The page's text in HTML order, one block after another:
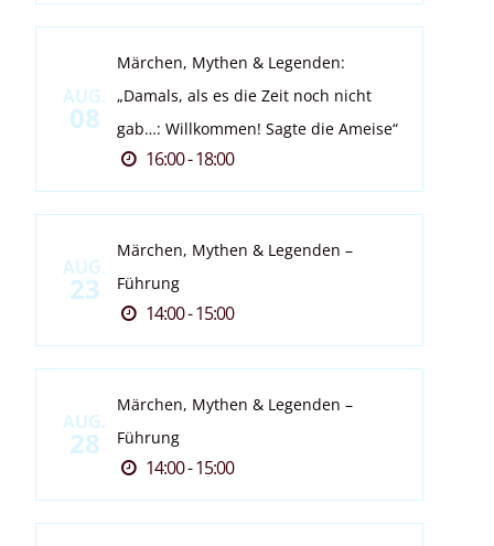
AUG.
08
Märchen, Mythen & Legenden:
„Damals, als es die Zeit noch nicht
gab…: Willkommen! Sagte die Ameise“
16:00 - 18:00
AUG.
23
Märchen, Mythen & Legenden –
Führung
14:00 - 15:00
AUG.
28
Märchen, Mythen & Legenden –
Führung
14:00 - 15:00